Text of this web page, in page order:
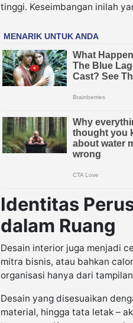
tinggi. Keseimbangan inilah
Identitas
dalam Ruang
Desain interior juga menjadi
mitra bisnis, atau bahkan
organisasi hanya dari
Desain yang disesuaikan
material, hingga tata letak –